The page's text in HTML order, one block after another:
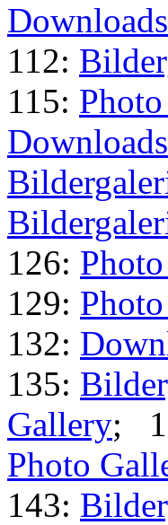
Downloads
112:
115:
Downloads
126:
129:
132:
135:
Gallery;
Photo
143: